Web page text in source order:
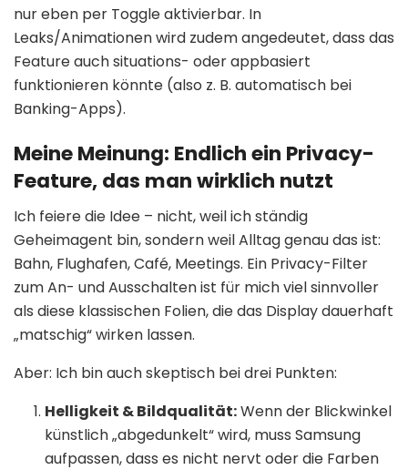
nur eben per Toggle aktivierbar. In
Leaks/Animationen wird zudem angedeutet, dass das
Feature auch situations- oder appbasiert
funktionieren könnte (also z. B. automatisch bei
Banking-Apps).
Meine Meinung: Endlich ein Privacy-
Feature, das man wirklich nutzt
Ich feiere die Idee – nicht, weil ich ständig
Geheimagent bin, sondern weil Alltag genau das ist:
Bahn, Flughafen, Café, Meetings. Ein Privacy-Filter
zum An- und Ausschalten ist für mich viel sinnvoller
als diese klassischen Folien, die das Display dauerhaft
„matschig“ wirken lassen.
Aber: Ich bin auch skeptisch bei drei Punkten:
Helligkeit & Bildqualität:Wenn der Blickwinkel
künstlich „abgedunkelt“ wird, muss Samsung
aufpassen, dass es nicht nervt oder die Farben